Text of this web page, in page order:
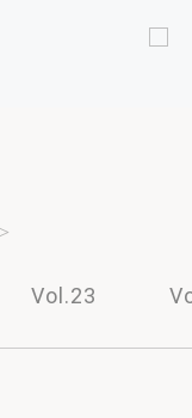
Vol.23